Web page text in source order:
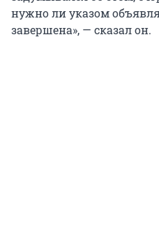
нужно ли указом
завершена», — сказал он.